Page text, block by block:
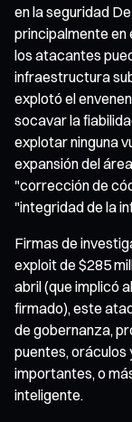
en la seguridad
principalmente
los atacantes
infraestructura
explotó el
socavar la
explotar ninguna
expansión del
"corrección de
"integridad de la
Firmas de
exploit de $285
abril (que implicó
firmado), este
de gobernanza,
puentes,
importantes, o
inteligente.